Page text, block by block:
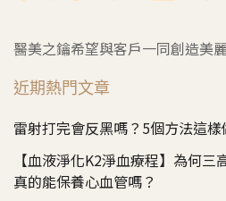
醫美之鑰希望與客戶一同創造美
近期熱門文章
雷射打完會反黑嗎？5個方法這樣
【血液淨化K2淨血療程】為何
真的能保養心血管嗎？